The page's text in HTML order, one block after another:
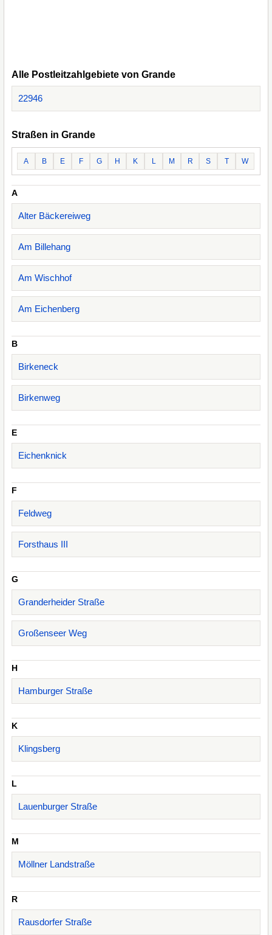
Alle Postleitzahlgebiete von Grande
22946
Straßen in Grande
A B E F G H K L M R S T W
A
Alter Bäckereiweg
Am Billehang
Am Wischhof
Am Eichenberg
B
Birkeneck
Birkenweg
E
Eichenknick
F
Feldweg
Forsthaus III
G
Granderheider Straße
Großenseer Weg
H
Hamburger Straße
K
Klingsberg
L
Lauenburger Straße
M
Möllner Landstraße
R
Rausdorfer Straße